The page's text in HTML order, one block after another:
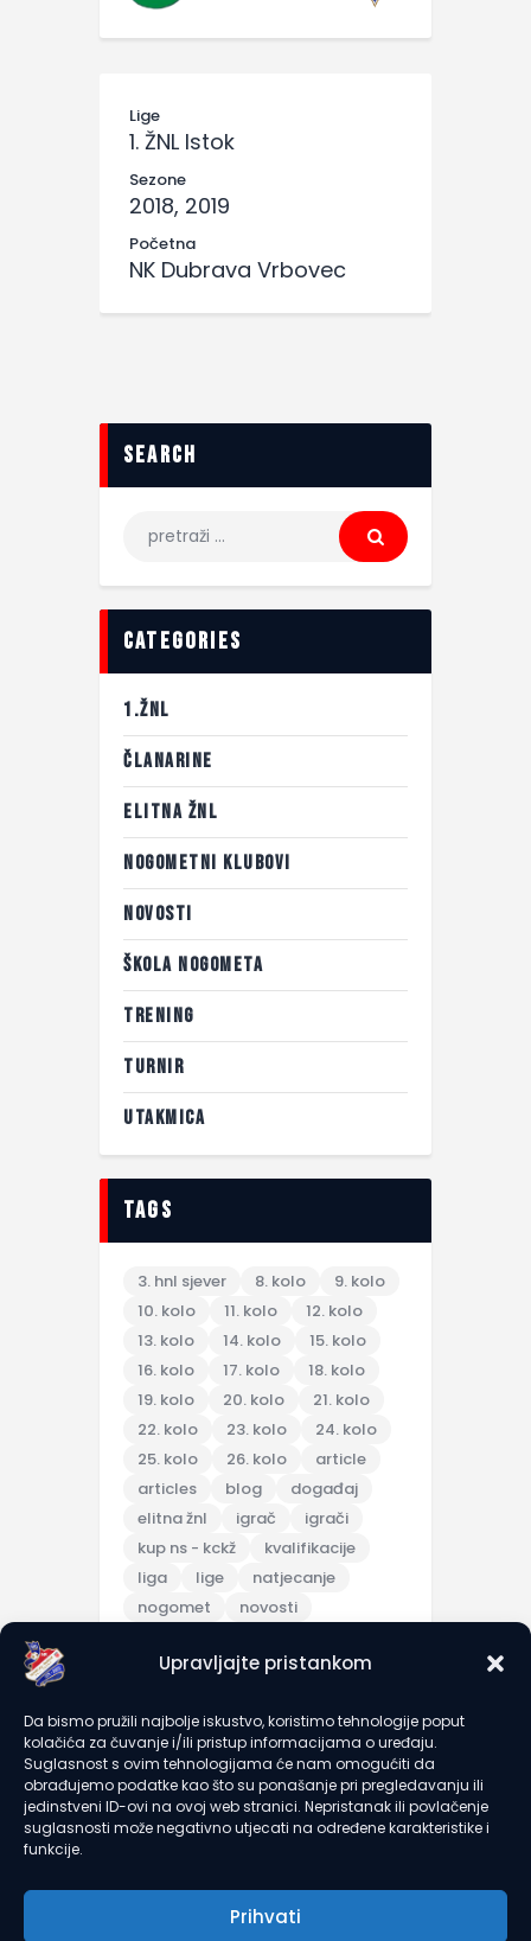
Upravljajte pristankom
Da bismo pružili najbolje iskustvo, koristimo tehnologije poput
kolačića za čuvanje i/ili pristup informacijama o uređaju.
Suglasnost s ovim tehnologijama će nam omogućiti da
obrađujemo podatke kao što su ponašanje pri pregledavanju ili
jedinstveni ID-ovi na ovoj web stranici. Nepristanak ili povlačenje
suglasnosti može negativno utjecati na određene karakteristike i
funkcije.
Prihvati
Lige
1. ŽNL Istok
Sezone
2018, 2019
Početna
NK Dubrava Vrbovec
search
categories
1.ŽNL
ČLANARINE
ELITNA ŽNL
NOGOMETNI KLUBOVI
NOVOSTI
ŠKOLA NOGOMETA
TRENING
TURNIR
UTAKMICA
tags
3. hnl sjever 8. kolo
9. kolo
10. kolo
11. kolo
12. kolo
13. kolo
14. kolo
15. kolo
16. kolo
17. kolo
18. kolo
19. kolo
20. kolo
21. kolo
22. kolo
23. kolo
24. kolo
25. kolo
26. kolo
article
articles
blog
događaj
elitna žnl
igrač
igrači
kup ns - kckž
kvalifikacije
liga
lige
natjecanje
nogomet
novosti
pripremna utakmica
scores
trening
turnir u7
u9
utakmica
članarine